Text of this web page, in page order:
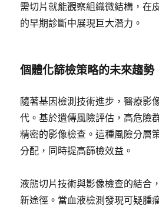
需切片就能觀察組織微結構，在
的早期診斷中展現巨大潛力。
個體化篩檢策略的未來趨勢
隨著基因檢測技術進步，醫療影
代。基於遺傳風險評估，高危險
精密的影像檢查。這種風險分層
分配，同時提高篩檢效益。
液態切片技術與影像檢查的結合
新途徑。當血液檢測發現可疑腫